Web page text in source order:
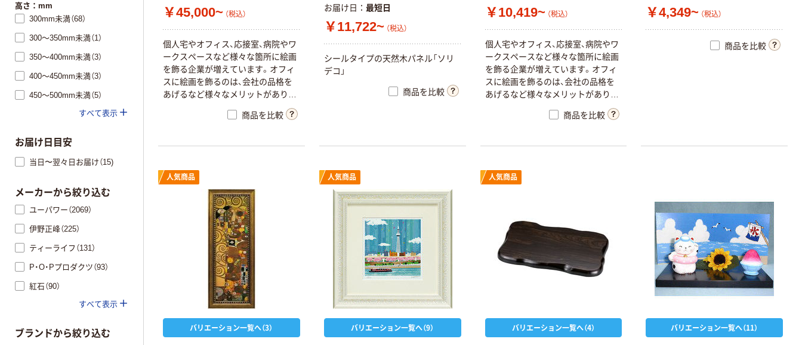
￥45,000~ （税込）
個人宅やオフィス、応接室、病院やワ
ークスペースなど様々な箇所に絵画
を飾る企業が増えています。オフィ
スに絵画を飾るのは、会社の品格を
あげるなど様々なメリットがありま
商品を比較
お届け日 最短日
￥11,722~ （税込）
シールタイプの天然木パネル「ソリ
デコ」
商品を比較
￥10,419~ （税込）
個人宅やオフィス、応接室、病院やワ
ークスペースなど様々な箇所に絵画
を飾る企業が増えています。オフィ
スに絵画を飾るのは、会社の品格を
あげるなど様々なメリットがありま
商品を比較
￥4,349~ （税込）
商品を比較
人気商品
バリエーション一覧へ（3）
人気商品
バリエーション一覧へ（9）
人気商品
バリエーション一覧へ（4） バリエーション一覧へ（11）
高さ：mm
300mm未満（68）
300～350mm未満（1）
350～400mm未満（3）
400～450mm未満（3）
450～500mm未満（5）
すべて表示
お届け日目安
当日〜翌々日お届け（15)
メーカーから絞り込む
ユーパワー（2069）
伊野正峰（225）
ティーライフ（131）
P・O・Pプロダクツ（93）
紅石（90）
すべて表示
ブランドから絞り込む